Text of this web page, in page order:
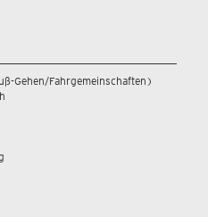
Gehen/Fahrgemeinschaften)